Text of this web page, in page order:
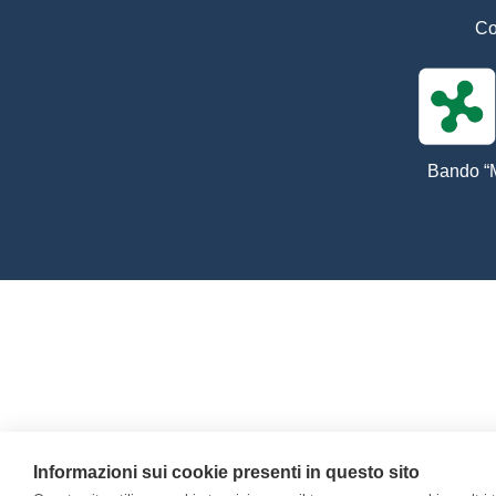
Bando
Informazioni sui cookie presenti in questo sito